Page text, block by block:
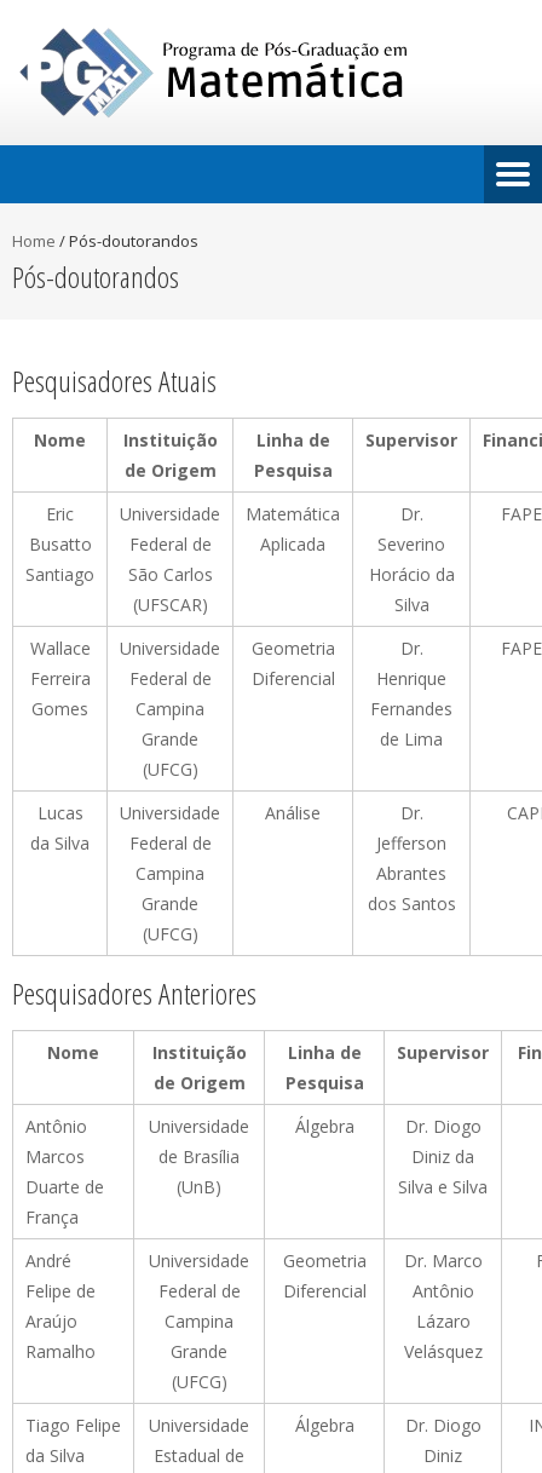
Home /Pós-doutorandos
Pós-doutorandos
Pesquisadores Atuais
Nome
Instituição
de Origem
Linha de
Pesquisa
Supervisor
Eric
Busatto
Santiago
Universidade
Federal de
São Carlos
(UFSCAR)
Matemática
Aplicada
Dr.
Severino
Horácio da
Silva
Wallace
Ferreira
Gomes
Universidade
Federal de
Campina
Grande
(UFCG)
Geometria
Diferencial
Dr.
Henrique
Fernandes
de Lima
Lucas
da Silva
Universidade
Federal de
Campina
Grande
(UFCG)
Análise
Dr.
Jefferson
Abrantes
dos Santos
Pesquisadores Anteriores
Nome
Instituição
de Origem
Linha de
Pesquisa
Supervisor
Antônio
Marcos
Duarte de
França
Universidade
de Brasília
(UnB)
Álgebra
Dr. Diogo
Diniz da
Silva e Silva
André
Felipe de
Araújo
Ramalho
Universidade
Federal de
Campina
Grande
(UFCG)
Geometria
Diferencial
Dr. Marco
Antônio
Lázaro
Velásquez
Tiago Felipe
da Silva
Universidade
Estadual de
Álgebra
Dr. Diogo
Diniz